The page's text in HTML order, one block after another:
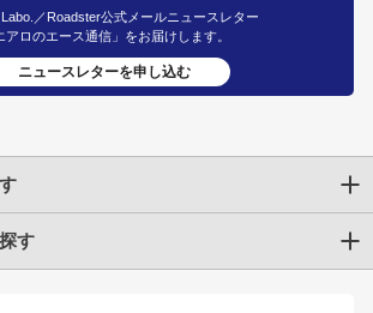
／Roadster公式メールニュースレター
アロのエース通信」をお届けします。
ニュースレターを申し込む
す